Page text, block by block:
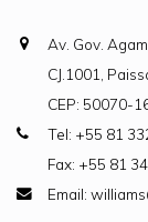
Av. Gov.
CJ.1001,
CEP: 50070-
Tel: +55 81
Fax: +55 81
Email: